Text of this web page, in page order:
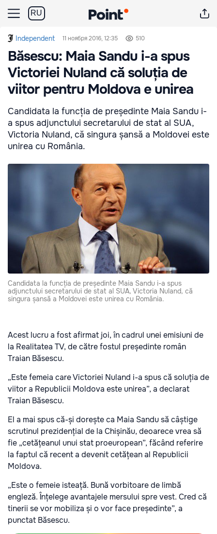
RU
Independent 11 ноября 2016, 12:35 510
Băsescu: Maia Sandu i-a spus
Victoriei Nuland că soluția de
viitor pentru Moldova e unirea
Candidata la funcția de președinte Maia Sandu i-
a spus adjunctului secretarului de stat al SUA,
Victoria Nuland, că singura șansă a Moldovei este
unirea cu România.
Candidata la funcția de președinte Maia Sandu i-a spus
adjunctului secretarului de stat al SUA, Victoria Nuland, că
singura șansă a Moldovei este unirea cu România.
Acest lucru a fost afirmat joi, în cadrul unei emisiuni de
la Realitatea TV, de către fostul președinte român
Traian Băsescu.
„Este femeia care Victoriei Nuland i-a spus că soluția de
viitor a Republicii Moldova este unirea”, a declarat
Traian Băsescu.
El a mai spus că-și dorește ca Maia Sandu să câștige
scrutinul prezidențial de la Chișinău, deoarece vrea să
fie „cetățeanul unui stat proeuropean”, făcând referire
la faptul că recent a devenit cetățean al Republicii
Moldova.
„Este o femeie isteață. Bună vorbitoare de limbă
engleză. Înțelege avantajele mersului spre vest. Cred că
tinerii se vor mobiliza și o vor face președinte”, a
punctat Băsescu.